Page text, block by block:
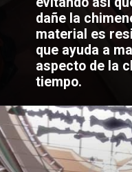
dañe la
material es
que ayuda a
aspecto de la
tiempo.